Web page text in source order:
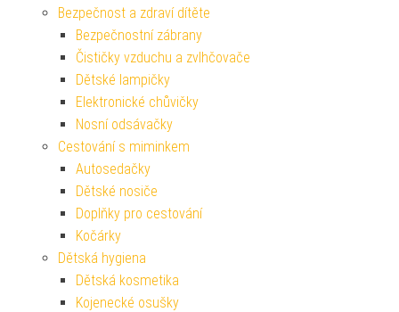
Bezpečnost a zdraví dítěte
Bezpečnostní zábrany
Čističky vzduchu a zvlhčovače
Dětské lampičky
Elektronické chůvičky
Nosní odsávačky
Cestování s miminkem
Autosedačky
Dětské nosiče
Doplňky pro cestování
Kočárky
Dětská hygiena
Dětská kosmetika
Kojenecké osušky